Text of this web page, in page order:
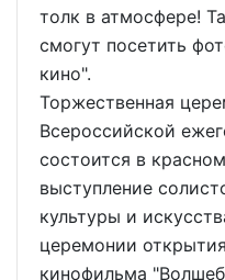
толк в атмосфере!
смогут посетить
кино".
Торжественная
Всероссийской
состоится в
выступление
культуры и
церемонии
кинофильма